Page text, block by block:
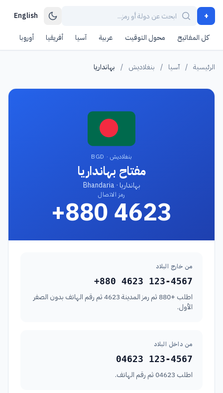
+
English
كل المفاتيح محول التوقيت عربية آسيا أفريقيا أوروبا
الرئيسية / آسيا / بنغلاديش / بهانداريا
بنغلاديش · BGD
مفتاح بهانداريا
بهانداريا · Bhandaria
رمز الاتصال
+880 4623
من خارج البلاد
+880 4623 123-4567
اطلب +880 ثم رمز المدينة 4623 ثم رقم الهاتف بدون الصفر
الأول.
من داخل البلاد
04623 123-4567
اطلب 04623 ثم رقم الهاتف.